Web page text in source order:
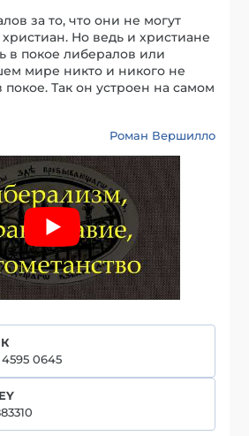
за то, что они не могут
христиан. Но ведь и христиане
в покое либералов или
мире никто и никого не
покое. Так он устроен на самом
Роман Вершилло
0645